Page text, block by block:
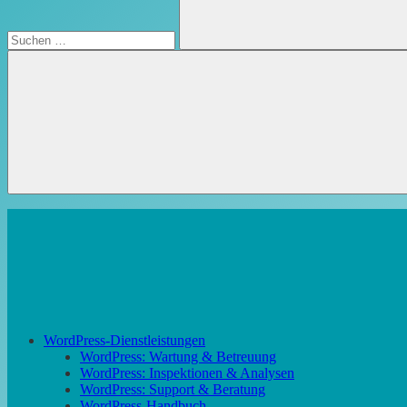
Suchen
WordPress-Dienstleistungen
WordPress: Wartung & Betreuung
WordPress: Inspektionen & Analysen
WordPress: Support & Beratung